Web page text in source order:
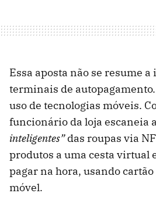
Essa aposta não se resume
terminais de
uso de tecnologias móveis.
funcionário da loja escaneia
inteligentes”das roupas via
produtos a uma cesta virtual
pagar na hora, usando
móvel.